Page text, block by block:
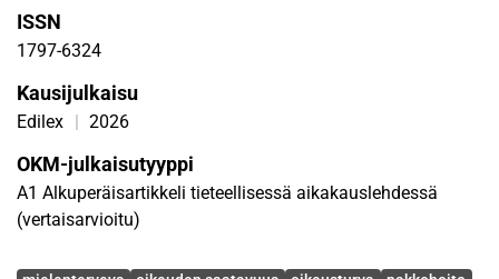
oikeussuojakeinoihin. Uudistus toi potilaille oikeuden
valittaa tahdonvastaisesta lääkinnästä hallinto-oikeuteen.
rajalliseksi: pakkolääkinnän aineelliset edellytykset
puuttuvat laista kokonaan, ja keskimäärin n. 85,6 %
valtakunnallisesti. Eduskunnan oikeusasiamiehen
valvontakäytäntö osoittaa, että potilaiden
hoidonaikaisessa oikeusturvassa on edelleen heikkoja
ISSN
1797-6324
Kausijulkaisu
Edilex 2026
OKM-julkaisutyyppi
A1 Alkuperäisartikkeli tieteellisessä aikakauslehdessä
(vertaisarvioitu)
Avainsanat